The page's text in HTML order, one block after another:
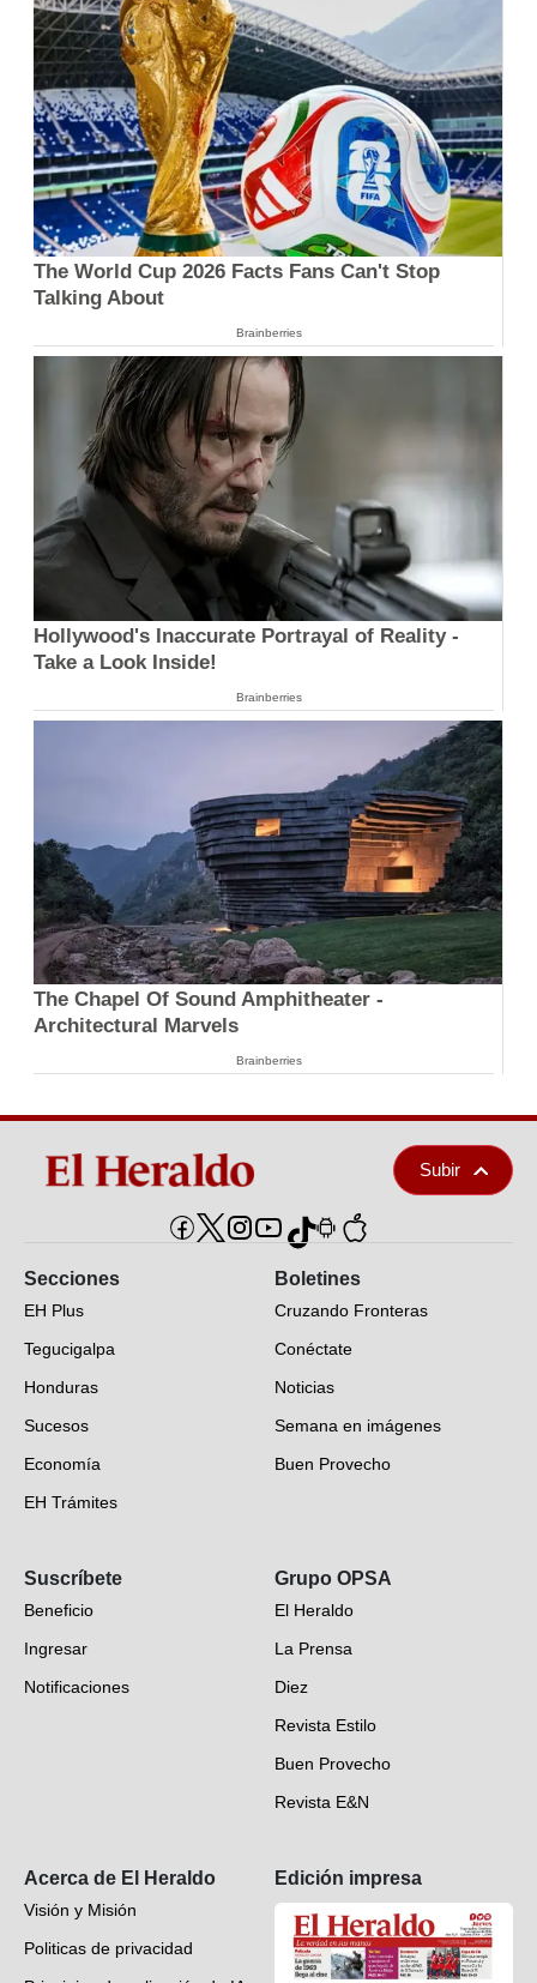
The World Cup 2026 Facts Fans Can't Stop
Talking About
Brainberries
Hollywood's Inaccurate Portrayal of Reality -
Take a Look Inside!
Brainberries
The Chapel Of Sound Amphitheater -
Architectural Marvels
Brainberries
Subir
Secciones
EH Plus
Tegucigalpa
Honduras
Sucesos
Economía
EH Trámites
EH Verifica
Fotogalerías
Deportes
Videos
Boletines
Cruzando Fronteras
Conéctate
Noticias
Semana en imágenes
Buen Provecho
Suscríbete
Beneficio
Ingresar
Notificaciones
Grupo OPSA
El Heraldo
La Prensa
Diez
Revista Estilo
Buen Provecho
Revista E&N
Acerca de El Heraldo
Visión y Misión
Politicas de privacidad
Edición impresa